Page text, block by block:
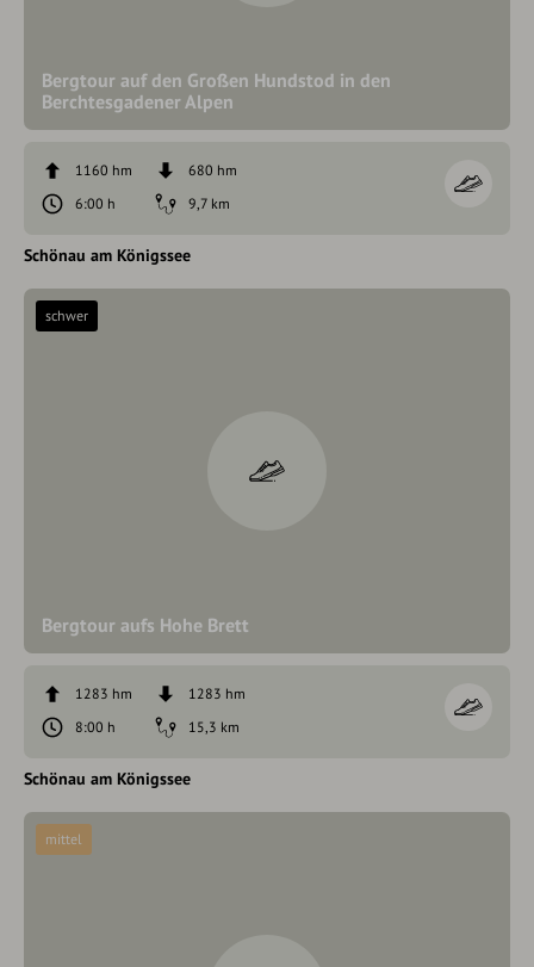
Bergtour auf den Großen Hundstod in den
Berchtesgadener Alpen
1160 hm
680 hm
6:00 h
9,7 km
Schönau am Königssee
Bergtour aufs Hohe Brett
schwer
1283 hm
1283 hm
8:00 h
15,3 km
Schönau am Königssee
mittel